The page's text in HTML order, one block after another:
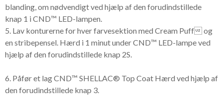
blanding, om nødvendigt ved hjælp af den forudindstillede
knap 1 i CND™ LED-lampen.
5. Lav konturerne for hver farvesektion med Cream Puff og
en stribepensel. Hærd i 1 minut under CND™ LED-lampe ved
hjælp af den forudindstillede knap 2S.
6. Påfør et lag CND™ SHELLAC® Top Coat Hærd ved hjælp af
den forudindstillede knap 3.